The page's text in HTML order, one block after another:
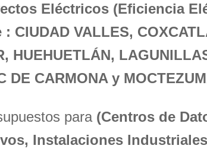
Eléctricos (Eficiencia
CIUDAD VALLES,
HUEHUETLÁN,
DE CARMONA y
para (Centros de
Instalaciones